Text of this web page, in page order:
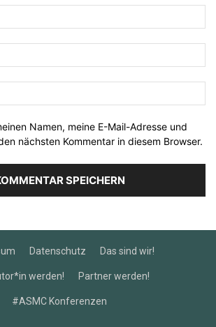
Namen, meine E-Mail-Adresse und
nächsten Kommentar in diesem Browser.
Datenschutz Das sind wir!
werden! Partner werden!
#ASMC Konferenzen